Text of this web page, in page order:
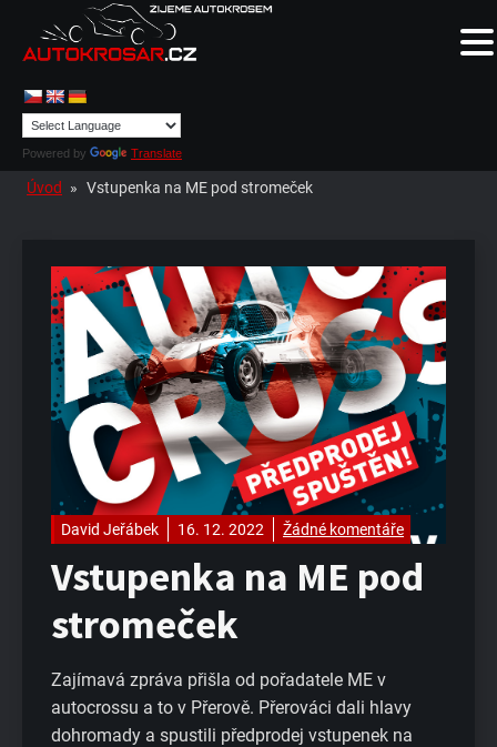
Powered by Translate
Úvod » Vstupenka na ME pod stromeček
David Jeřábek 16. 12. 2022 Žádné komentáře
Vstupenka na ME pod
stromeček
Zajímavá zpráva přišla od pořadatele ME v
autocrossu a to v Přerově. Přerováci dali hlavy
dohromady a spustili předprodej vstupenek na